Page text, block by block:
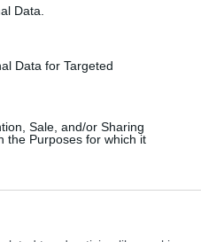
Data.
Data for Targeted
Sale, and/or Sharing
the Purposes for which it